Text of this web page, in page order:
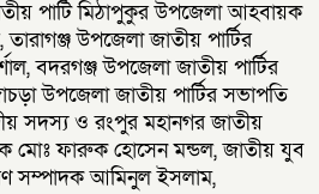
পার্টি মিঠাপুকুর উপজেলা আহবায়ক
উপজেলা জাতীয় পার্টির
বদরগঞ্জ উপজেলা জাতীয় পার্টির
উপজেলা জাতীয় পার্টির সভাপতি
সদস্য ও রংপুর মহানগর জাতীয়
মোঃ ফারুক হোসেন মন্ডল, জাতীয় যুব
সম্পাদক আমিনুল ইসলাম,